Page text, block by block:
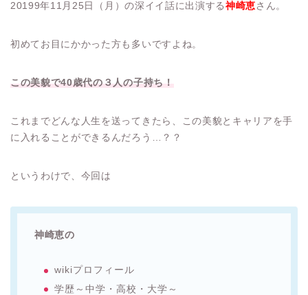
20199年11月25日（月）の深イイ話に出演する 神崎恵 さん。
初めてお目にかかった方も多いですよね。
この美貌で40歳代の３人の子持ち！
これまでどんな人生を送ってきたら、この美貌とキャリアを手
に入れることができるんだろう…？？
というわけで、今回は
神崎恵の
wikiプロフィール
学歴～中学・高校・大学～